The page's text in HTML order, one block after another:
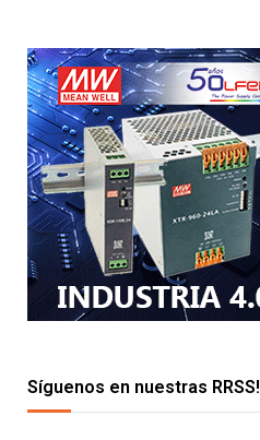
Síguenos en nuestras RRSS!